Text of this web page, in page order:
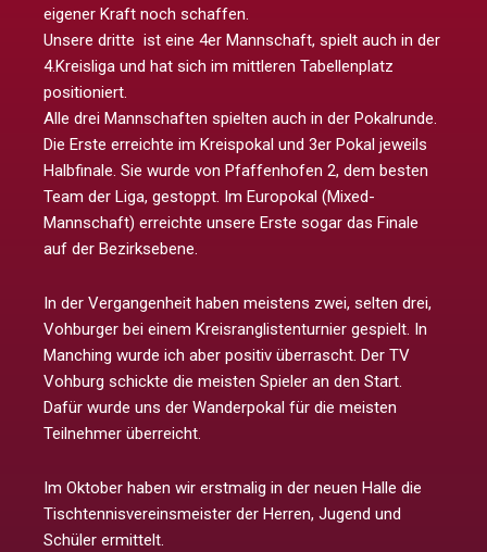
eigener Kraft noch schaffen.
Unsere dritte ist eine 4er Mannschaft, spielt auch in der
4.Kreisliga und hat sich im mittleren Tabellenplatz
positioniert.
Alle drei Mannschaften spielten auch in der Pokalrunde.
Die Erste erreichte im Kreispokal und 3er Pokal jeweils
Halbfinale. Sie wurde von Pfaffenhofen 2, dem besten
Team der Liga, gestoppt. Im Europokal (Mixed-
Mannschaft) erreichte unsere Erste sogar das Finale
auf der Bezirksebene.
In der Vergangenheit haben meistens zwei, selten drei,
Vohburger bei einem Kreisranglistenturnier gespielt. In
Manching wurde ich aber positiv überrascht. Der TV
Vohburg schickte die meisten Spieler an den Start.
Dafür wurde uns der Wanderpokal für die meisten
Teilnehmer überreicht.
Im Oktober haben wir erstmalig in der neuen Halle die
Tischtennisvereinsmeister der Herren, Jugend und
Schüler ermittelt.